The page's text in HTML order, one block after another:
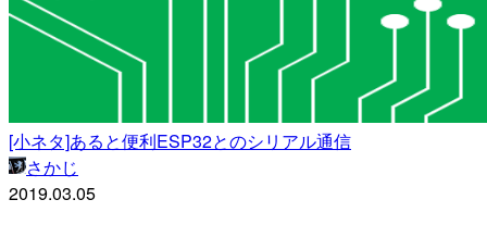
[小ネタ]あると便利ESP32とのシリアル通信
さかじ
2019.03.05